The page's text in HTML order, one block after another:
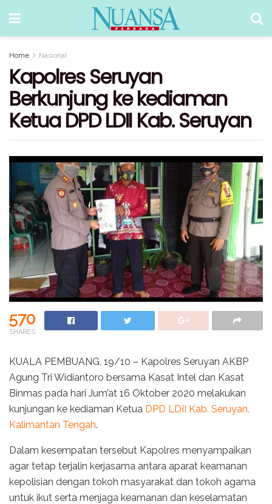
Home Nasional
Kapolres Seruyan
Berkunjung ke kediaman
Ketua DPD LDII Kab. Seruyan
570
SHARES
KUALA PEMBUANG, 19/10 – Kapolres Seruyan AKBP
Agung Tri Widiantoro bersama Kasat Intel dan Kasat
Binmas pada hari Jum’at 16 Oktober 2020 melakukan
kunjungan ke kediaman Ketua DPD LDII Kab. Seruyan,
Kalimantan Tengah.
Dalam kesempatan tersebut Kapolres menyampaikan
agar tetap terjalin kerjasama antara aparat keamanan
kepolisian dengan tokoh masyarakat dan tokoh agama
untuk ikut serta menjaga keamanan dan keselamatan